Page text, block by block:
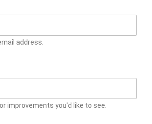
address.
improvements you'd like to see.